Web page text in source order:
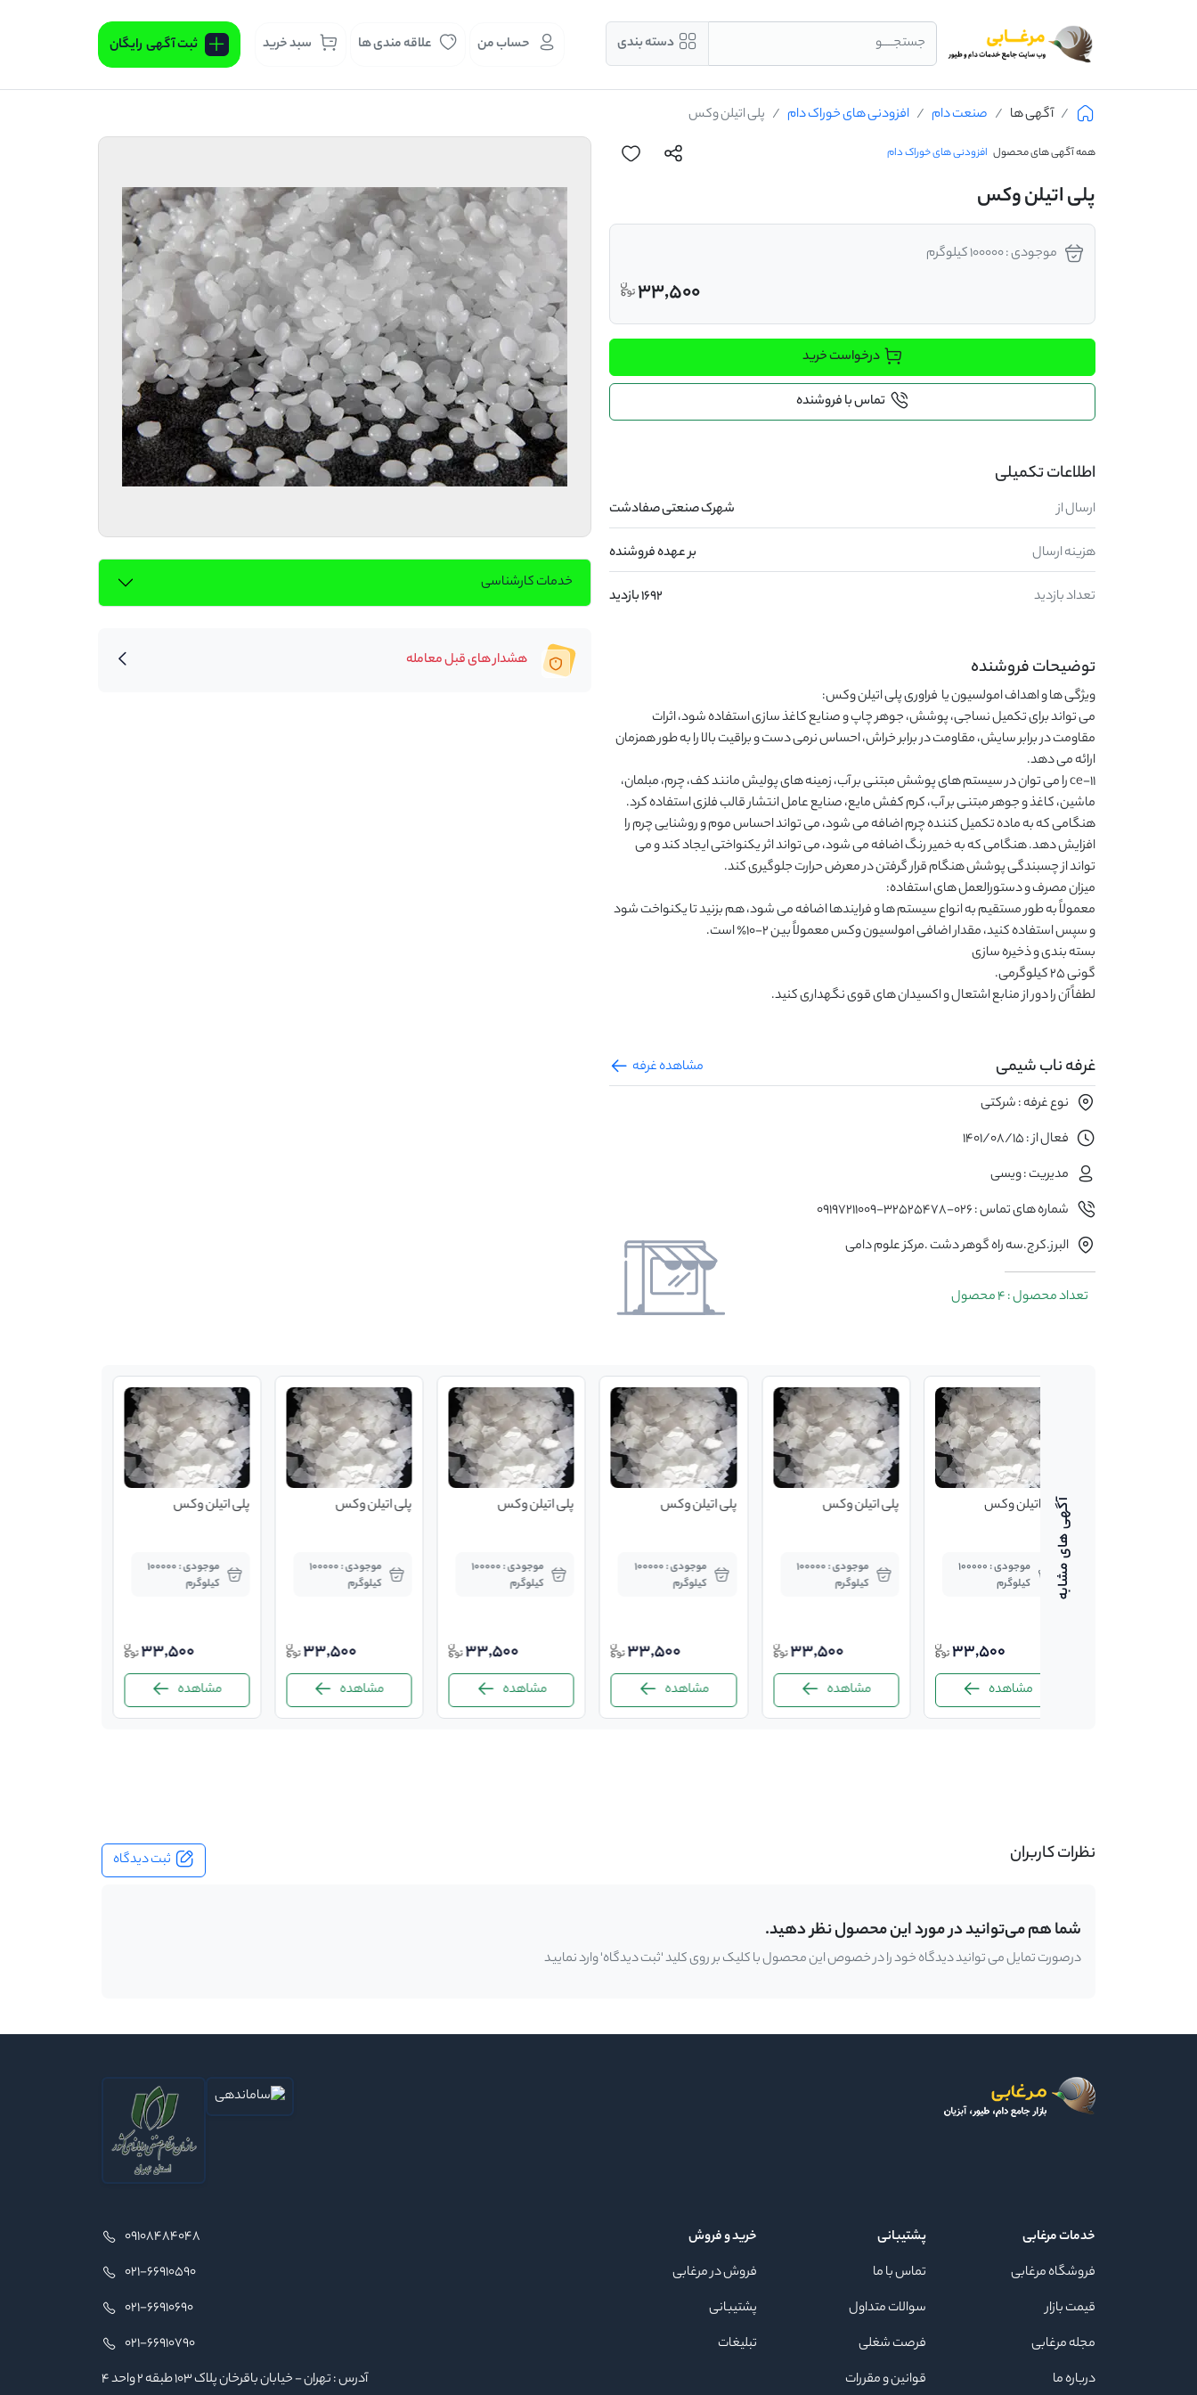
جستجــــو دسته بندی حساب من علاقه مندی ها سبد خرید ثبت آگهی رایگان
آگهی ها صنعت دام افزودنی های خوراک دام پلی اتیلن وکس
همه آگهی های محصول افزودنی های خوراک دام
پلی اتیلن وکس
موجودی : 100000 کیلوگرم
33,500
درخواست خرید
تماس با فروشنده
اطلاعات تکمیلی
ارسال از شهرک صنعتی صفادشت
هزینه ارسال بر عهده فروشنده
تعداد بازدید 1692 بازدید
توضیحات فروشنده
لطفاً آن را دور از منابع اشتعال و اکسیدان های قوی نگهداری کنید.
غرفه ناب شیمی
مشاهده غرفه
نوع غرفه : شرکتی
فعال از : 1401/08/15
مدیریت : ویسی
شماره های تماس : 026-32525478-09197211009
البرز.کرج.سه راه گوهر دشت .مرکز علوم دامی
تعداد محصول : 4 محصول
خدمات کارشناسی
هشدار های قبل معامله
پلی اتیلن وکس
موجودی : 100000
کیلوگرم
33,500
مشاهده
پلی اتیلن وکس
موجودی : 100000
کیلوگرم
33,500
مشاهده
پلی اتیلن وکس
موجودی : 100000
کیلوگرم
33,500
مشاهده
پلی اتیلن وکس
موجودی : 100000
کیلوگرم
33,500
مشاهده
پلی اتیلن وکس
موجودی : 100000
کیلوگرم
33,500
مشاهده
پلی اتیلن وکس
موجودی : 100000
کیلوگرم
33,500
مشاهده
نظرات کاربران ثبت دیدگاه
شما هم می‌توانید در مورد این محصول نظر دهید.
درصورت تمایل می توانید دیدگاه خود را در خصوص این محصول با کلیک بر روی کلید 'ثبت دیدگاه' وارد نمایید
خدمات مرغابی
فروشگاه مرغابی
قیمت بازار
مجله مرغابی
درباره ما
پشتیبانی
تماس با ما
سوالات متداول
فرصت شغلی
قوانین و مقررات
خرید و فروش
فروش در مرغابی
پشتیبانی
تبلیغات
09108484048
021-66910590
021-66910690
021-66910790
آدرس : تهران - خیابان باقرخان پلاک ۱۰۳ طبقه ۲ واحد ۴